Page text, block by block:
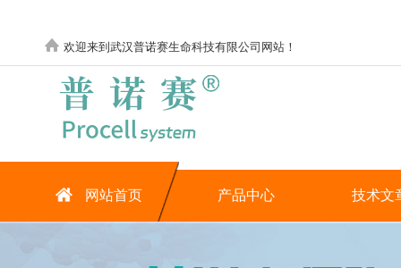
欢迎来到武汉普诺赛生命科技有限公司网站！
网站首页 产品中心 技术文